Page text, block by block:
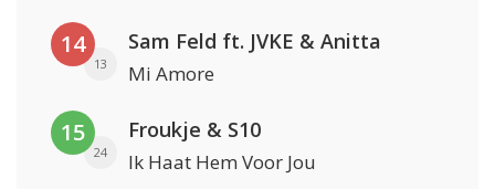
14
13
Sam Feld ft. JVKE & Anitta
Mi Amore
15
24
Froukje & S10
Ik Haat Hem Voor Jou